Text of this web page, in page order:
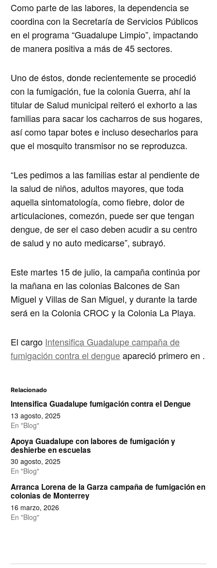
Como parte de las labores, la dependencia se
coordina con la Secretaría de Servicios Públicos
en el programa “Guadalupe Limpio”, impactando
de manera positiva a más de 45 sectores.
Uno de éstos, donde recientemente se procedió
con la fumigación, fue la colonia Guerra, ahí la
titular de Salud municipal reiteró el exhorto a las
familias para sacar los cacharros de sus hogares,
así como tapar botes e incluso desecharlos para
que el mosquito transmisor no se reproduzca.
“Les pedimos a las familias estar al pendiente de
la salud de niños, adultos mayores, que toda
aquella sintomatología, como fiebre, dolor de
articulaciones, comezón, puede ser que tengan
dengue, de ser el caso deben acudir a su centro
de salud y no auto medicarse”, subrayó.
Este martes 15 de julio, la campaña continúa por
la mañana en las colonias Balcones de San
Miguel y Villas de San Miguel, y durante la tarde
será en la Colonia CROC y la Colonia La Playa.
El cargo Intensifica Guadalupe campaña de
fumigación contra el dengueapareció primero en .
Relacionado
Intensifica Guadalupe fumigación contra el Dengue
13 agosto, 2025
En "Blog"
Apoya Guadalupe con labores de fumigación y
deshierbe en escuelas
30 agosto, 2025
En "Blog"
Arranca Lorena de la Garza campaña de fumigación en
colonias de Monterrey
16 marzo, 2026
En "Blog"